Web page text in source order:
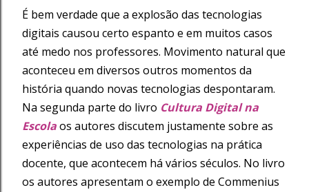
É bem verdade que a explosão das tecnologias
digitais causou certo espanto e em muitos casos
até medo nos professores. Movimento natural que
aconteceu em diversos outros momentos da
história quando novas tecnologias despontaram.
Na segunda parte do livro Cultura Digital na
Escolaos autores discutem justamente sobre as
experiências de uso das tecnologias na prática
docente, que acontecem há vários séculos. No livro
os autores apresentam o exemplo de Commenius